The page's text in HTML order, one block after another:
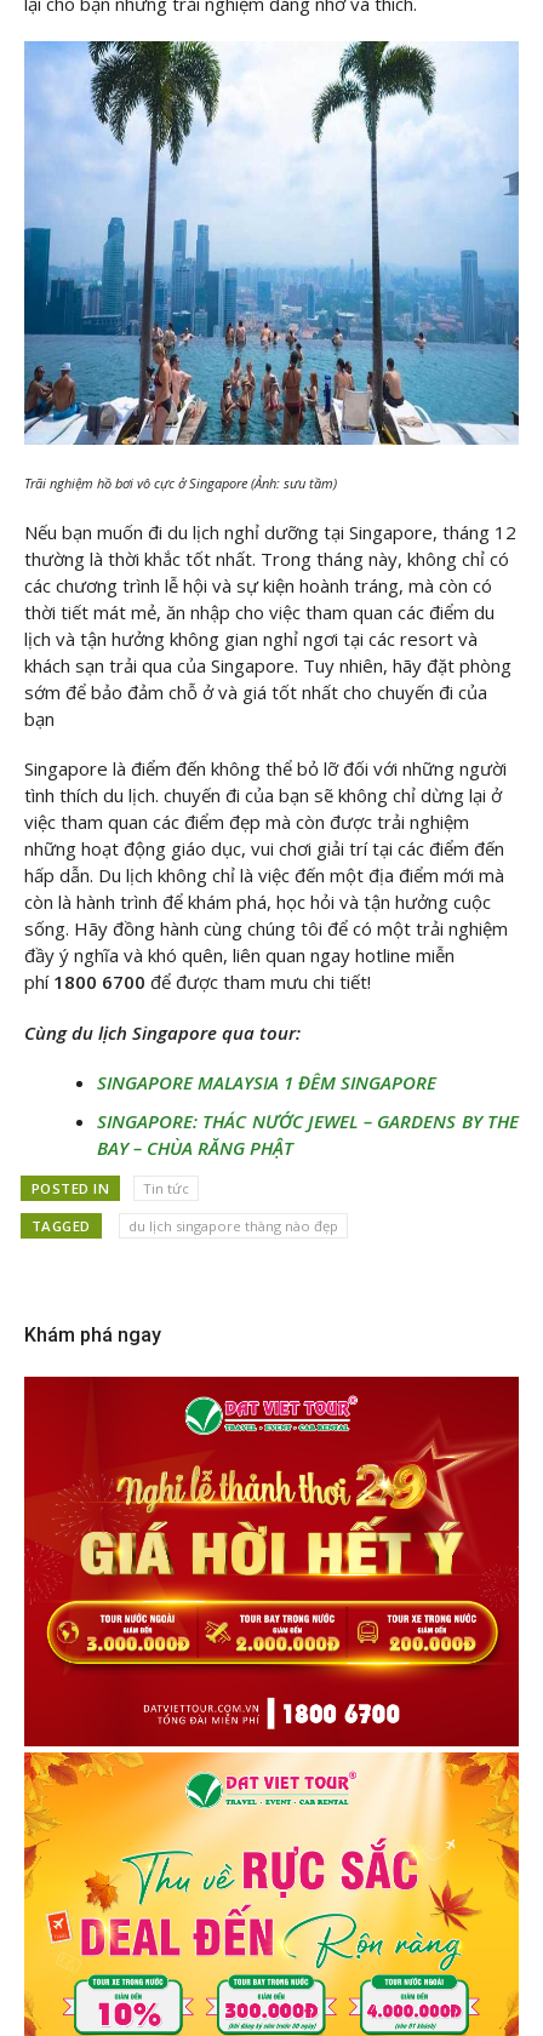
Trãi nghiệm hồ bơi vô cực ở Singapore (Ảnh: sưu tầm)
Nếu bạn muốn đi du lịch nghỉ dưỡng tại Singapore, tháng 12
thường là thời khắc tốt nhất. Trong tháng này, không chỉ có
các chương trình lễ hội và sự kiện hoành tráng, mà còn có
thời tiết mát mẻ, ăn nhập cho việc tham quan các điểm du
lịch và tận hưởng không gian nghỉ ngơi tại các resort và
khách sạn trải qua của Singapore. Tuy nhiên, hãy đặt phòng
sớm để bảo đảm chỗ ở và giá tốt nhất cho chuyến đi của
bạn
Singapore là điểm đến không thể bỏ lỡ đối với những người
tình thích du lịch. chuyến đi của bạn sẽ không chỉ dừng lại ở
việc tham quan các điểm đẹp mà còn được trải nghiệm
những hoạt động giáo dục, vui chơi giải trí tại các điểm đến
hấp dẫn. Du lịch không chỉ là việc đến một địa điểm mới mà
còn là hành trình để khám phá, học hỏi và tận hưởng cuộc
sống. Hãy đồng hành cùng chúng tôi để có một trải nghiệm
đầy ý nghĩa và khó quên, liên quan ngay hotline miễn
phí 1800 6700 để được tham mưu chi tiết!
Cùng du lịch Singapore qua tour:
SINGAPORE MALAYSIA 1 ĐÊM SINGAPORE
SINGAPORE: THÁC NƯỚC JEWEL – GARDENS BY THE
BAY – CHÙA RĂNG PHẬT
POSTED IN Tin tức
TAGGED du lịch singapore thàng nào đẹp
Khám phá ngay